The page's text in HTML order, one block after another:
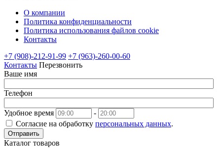
О компании
Политика конфиденциальности
Политика использования файлов cookie
Контакты
+7 (908)-212-91-99 +7 (963)-260-00-60
Контакты Перезвонить
Ваше имя
Телефон
Удобное время
-
Согласие на обработку персональных данных.
Отправить
Каталог товаров